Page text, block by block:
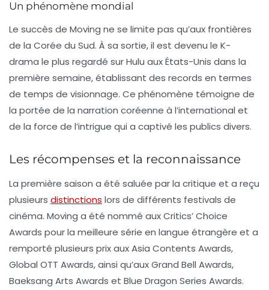
Un phénomène mondial
Le succès de Moving ne se limite pas qu’aux frontières
de la Corée du Sud. À sa sortie, il est devenu le K-
drama le plus regardé surHulu aux États-Unis dans la
première semaine, établissant des records en termes
de temps de visionnage. Ce phénomène témoigne de
la portée de la narration coréenne à l’international et
de la force de l’intrigue qui a captivé les publics divers.
Les récompenses et la reconnaissance
La première saison a été saluée par la critique et a reçu
plusieurs distinctions lors de différents festivals de
cinéma. Moving a été nommé auxCritics’ Choice
Awards pour la meilleure série en langue étrangère et a
remporté plusieurs prix auxAsia Contents Awards,
Global OTT Awards, ainsi qu’auxGrand Bell Awards,
Baeksang Arts Awards et Blue Dragon Series Awards.